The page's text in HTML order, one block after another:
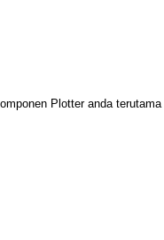
Plotter anda